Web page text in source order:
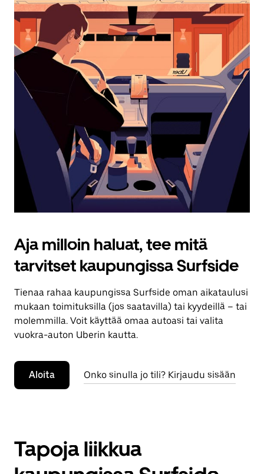
Esc-
painikkeella.
Aja milloin haluat, tee mitä
tarvitset kaupungissa Surfside
Tienaa rahaa kaupungissa Surfside oman aikataulusi
mukaan toimituksilla (jos saatavilla) tai kyydeillä – tai
molemmilla. Voit käyttää omaa autoasi tai valita
vuokra-auton Uberin kautta.
Aloita Onko sinulla jo tili? Kirjaudu sisään
Tapoja liikkua